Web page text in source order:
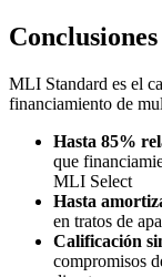
MLI Standard es el
financiamiento de
Hasta 85%
que
MLI Select
Hasta
en tratos de
Calificación
compromisos